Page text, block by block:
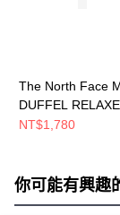
The North Face
DUFFEL
SS TEE GRAPHIC
NT$1,780
你可能有興趣